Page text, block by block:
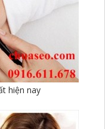
hiện nay